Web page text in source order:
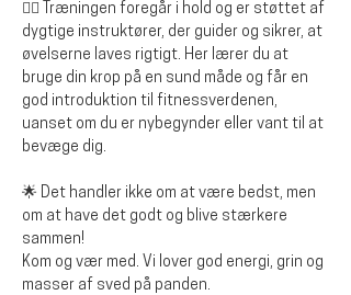
🏋️‍♂️ Træningen foregår i hold og er støttet af
dygtige instruktører, der guider og sikrer, at
øvelserne laves rigtigt. Her lærer du at
bruge din krop på en sund måde og får en
god introduktion til fitnessverdenen,
uanset om du er nybegynder eller vant til at
bevæge dig.
🌟 Det handler ikke om at være bedst, men
om at have det godt og blive stærkere
sammen!
Kom og vær med. Vi lover god energi, grin og
masser af sved på panden.